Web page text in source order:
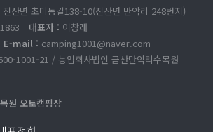
산면 초미동길138-10(진산면 만악리 248번지)
대표자 : 이창래
E-mail : camping1001@naver.com
1001-21 / 농업회사법인 금산만악리수목원
원 오토캠핑장